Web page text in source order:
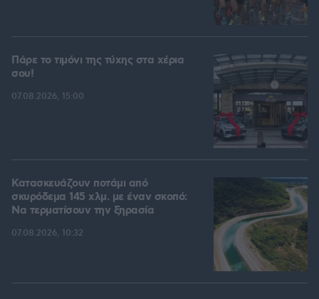
Πάρε το τιμόνι της τύχης στα χέρια
σου!
07.08.2026, 15:00
Κατασκευάζουν ποτάμι από
σκυρόδεμα 145 χλμ. με έναν σκοπό:
Να τερματίσουν την ξηρασία
07.08.2026, 10:32